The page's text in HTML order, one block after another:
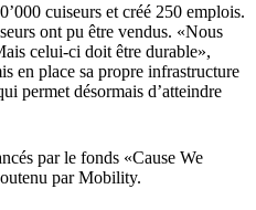
cuiseurs et créé 250 emplois.
ont pu être vendus. «Nous
celui-ci doit être durable»,
en place sa propre infrastructure
permet désormais d’atteindre
par le fonds «Cause We
par Mobility.